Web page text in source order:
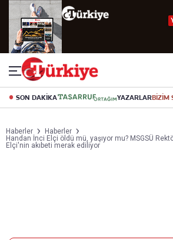
SON DAKİKA YAZARLARBİZİM
Haberler
Haberler
Handan İnci Elçi öldü mü, yaşıyor mu? MSGSÜ
Elçi'nin akıbeti merak ediliyor